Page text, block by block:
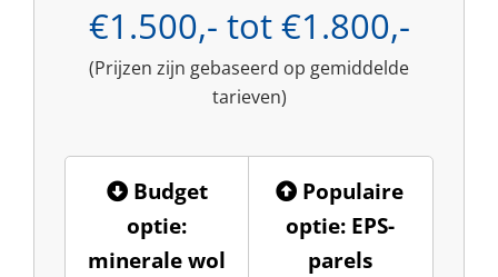
€1.500,- tot €1.800,-
(Prijzen zijn gebaseerd op gemiddelde
tarieven)
Budget
optie:
minerale wol
Populaire
optie: EPS-
parels